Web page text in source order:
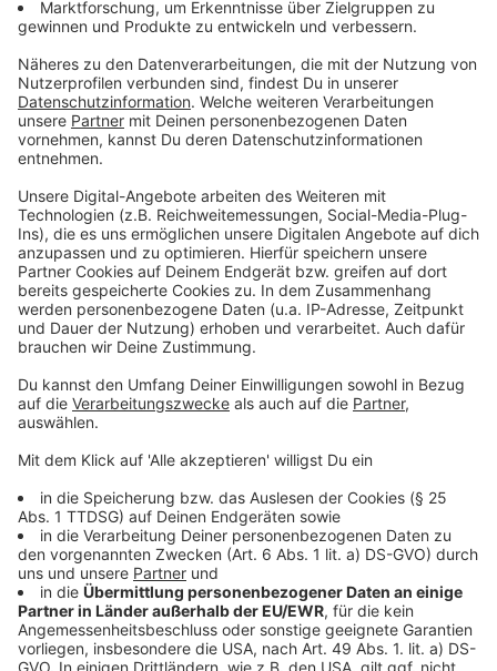
Gronau
DRK-Ortsverein Gronau und Epe e.V.
Ochtruper Straße 138 / Zufahrt über Dibeliusstraße,
bitte Nebeneingang nutzen
Heek
DRK-Ortsverein Nienborg-Heek e.V.
Heiden
DRK-Ortsverein Heiden e.V.
Velener Straße 29
Isselburg
Legden
DRK-Ortsverein Legden e.V.
Amtshausplatz 3
Raesfeld